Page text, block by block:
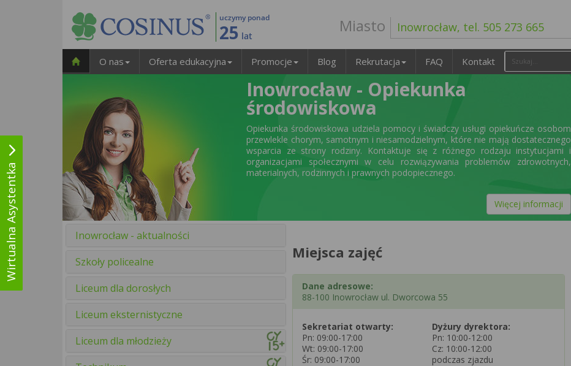
uczymy ponad
25 lat
Miasto Inowrocław, tel. 505 273 665
O nas Oferta edukacyjna Promocje Blog Rekrutacja FAQ Kontakt
Inowrocław - Opiekunka
środowiskowa
Opiekunka środowiskowa udziela pomocy i świadczy usługi opiekuńcze osobom
przewlekle chorym, samotnym i niesamodzielnym, które nie mają dostatecznego
wsparcia ze strony rodziny. Kontaktuje się z różnego rodzaju instytucjami i
organizacjami społecznymi w celu rozwiązywania problemów zdrowotnych,
materialnych, rodzinnych i prawnych podopiecznego.
Więcej informacji
Inowrocław - aktualności
Szkoły policealne
Liceum dla dorosłych
Liceum eksternistyczne
Liceum dla młodzieży
Miejsca zajęć
Dane adresowe:
88-100 Inowrocław ul. Dworcowa 55
Sekretariat otwarty:
Pn: 09:00-17:00
Wt: 09:00-17:00
Śr: 09:00-17:00
Dyżury dyrektora:
Pn: 10:00-12:00
Cz: 10:00-12:00
podczas zjazdu
Wirtualna Asystentka